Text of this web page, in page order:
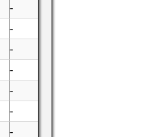
-
-
-
-
-
-
-